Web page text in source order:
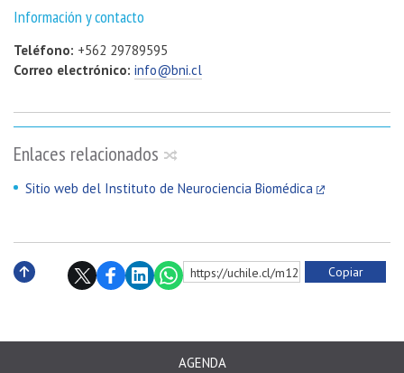
Enlaces relacionados
Sitio web del Instituto de Neurociencia Biomédica
Información y contacto
Teléfono: +562 29789595
Correo electrónico: info@bni.cl
https://uchile.cl/m128017 Copiar
AGENDA